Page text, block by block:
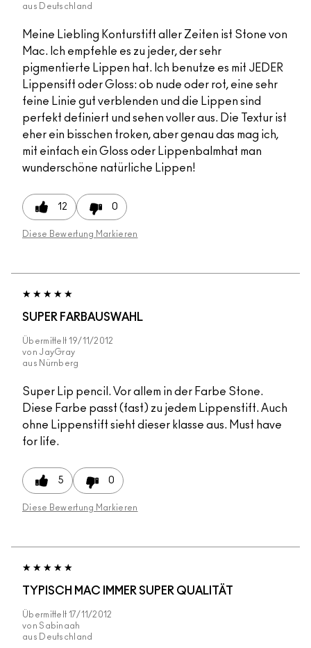
aus
Deutschland
Meine Liebling Konturstift aller Zeiten ist Stone von
Mac. Ich empfehle es zu jeder, der sehr
pigmentierte Lippen hat. Ich benutze es mit JEDER
Lippensift oder Gloss: ob nude oder rot, eine sehr
feine Linie gut verblenden und die Lippen sind
perfekt definiert und sehen voller aus. Die Textur ist
eher ein bisschen troken, aber genau das mag ich,
mit einfach ein Gloss oder Lippenbalmhat man
wunderschöne natürliche Lippen!
12 0
Diese Bewertung Markieren
SUPER FARBAUSWAHL
Übermittelt 19/11/2012
von JayGray
aus Nürnberg
Super Lip pencil. Vor allem in der Farbe Stone.
Diese Farbe passt (fast) zu jedem Lippenstift. Auch
ohne Lippenstift sieht dieser klasse aus. Must have
for life.
5 0
Diese Bewertung Markieren
TYPISCH MAC IMMER SUPER QUALITÄT
Übermittelt 17/11/2012
von Sabinaah
aus
Deutschland